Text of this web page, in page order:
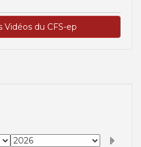
Vidéos du CFS-ep